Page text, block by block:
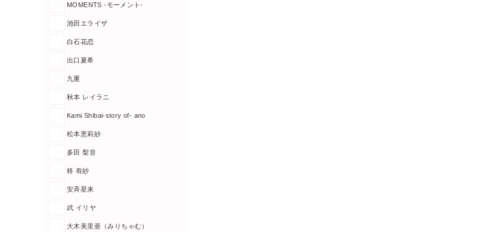
MOMENTS -モーメント-
池田エライザ
白石花恋
出口夏希
九重
秋本 レイラニ
Kami Shibai-story of- ano
松本恵莉紗
多田 梨音
柊 有紗
安斉星来
武 イリヤ
大木美里亜（みりちゃむ）